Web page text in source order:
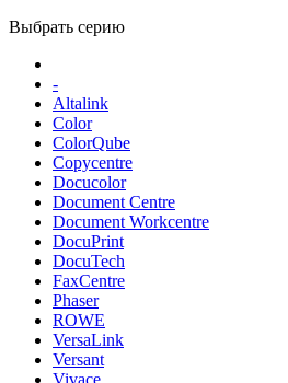
Выбрать серию
-
Altalink
Color
ColorQube
Copycentre
Docucolor
Document Centre
Document Workcentre
DocuPrint
DocuTech
FaxCentre
Phaser
ROWE
VersaLink
Versant
Vivace